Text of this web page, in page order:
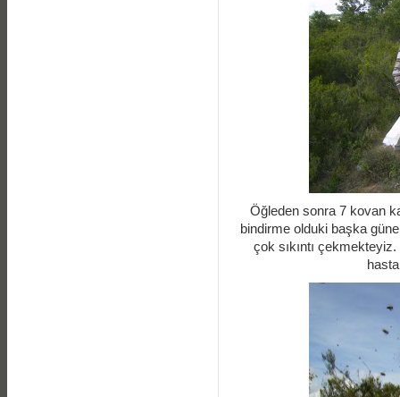
Öğleden sonra 7 kovan
bindirme olduki başka
çok sıkıntı